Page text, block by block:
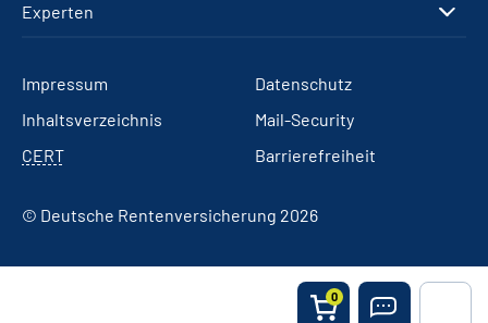
0
Experten
Impressum
Datenschutz
Inhaltsverzeichnis
Mail-Security
CERT
Barrierefreiheit
© Deutsche Rentenversicherung 2026